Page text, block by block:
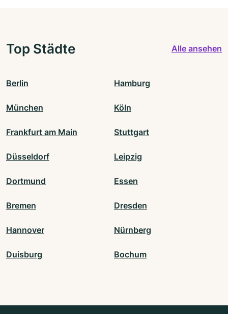
Top Städte Alle ansehen
Berlin Hamburg
München Köln
Frankfurt am Main Stuttgart
Düsseldorf Leipzig
Dortmund Essen
Bremen Dresden
Hannover Nürnberg
Duisburg Bochum